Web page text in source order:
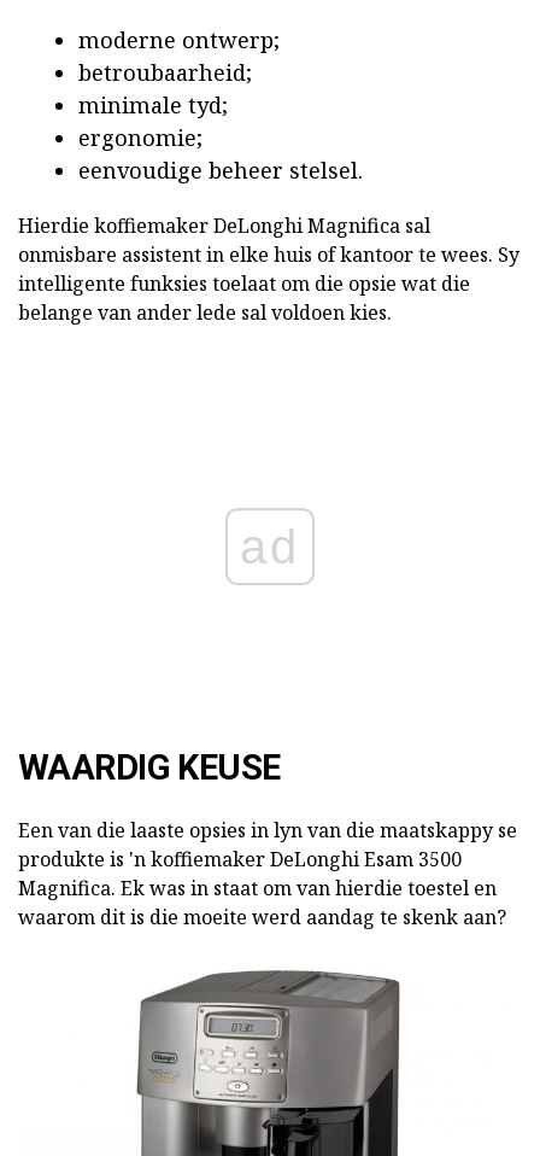
moderne ontwerp;
betroubaarheid;
minimale tyd;
ergonomie;
eenvoudige beheer stelsel.
Hierdie koffiemaker DeLonghi Magnifica sal
onmisbare assistent in elke huis of kantoor te wees. Sy
intelligente funksies toelaat om die opsie wat die
belange van ander lede sal voldoen kies.
ad
WAARDIG KEUSE
Een van die laaste opsies in lyn van die maatskappy se
produkte is 'n koffiemaker DeLonghi Esam 3500
Magnifica. Ek was in staat om van hierdie toestel en
waarom dit is die moeite werd aandag te skenk aan?